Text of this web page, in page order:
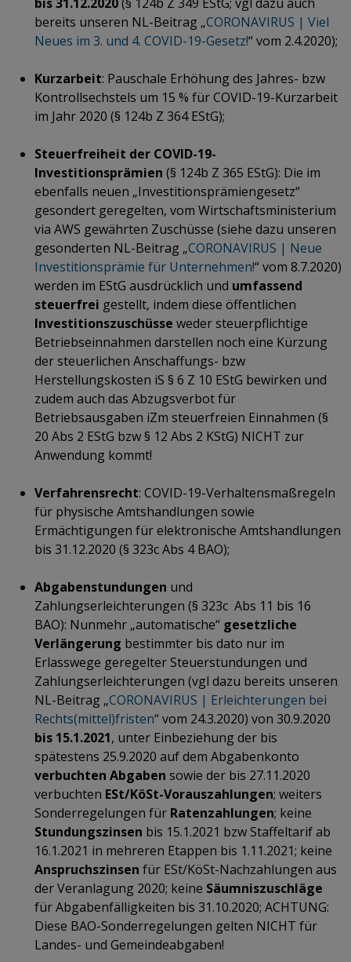
bereits unseren NL-Beitrag „CORONAVIRUS | Viel
Neues im 3. und 4. COVID-19-Gesetz!“ vom 2.4.2020);
Kurzarbeit: Pauschale Erhöhung des Jahres- bzw
Kontrollsechstels um 15 % für COVID-19-Kurzarbeit
im Jahr 2020 (§ 124b Z 364 EStG);
Steuerfreiheit der COVID-19-
Investitionsprämien (§ 124b Z 365 EStG): Die im
ebenfalls neuen „Investitionsprämiengesetz“
gesondert geregelten, vom Wirtschaftsministerium
via AWS gewährten Zuschüsse (siehe dazu unseren
gesonderten NL-Beitrag „CORONAVIRUS | Neue
Investitionsprämie für Unternehmen!“ vom 8.7.2020)
werden im EStG ausdrücklich und umfassend
steuerfrei gestellt, indem diese öffentlichen
Investitionszuschüsse weder steuerpflichtige
Betriebseinnahmen darstellen noch eine Kürzung
der steuerlichen Anschaffungs- bzw
Herstellungskosten iS § 6 Z 10 EStG bewirken und
zudem auch das Abzugsverbot für
Betriebsausgaben iZm steuerfreien Einnahmen (§
20 Abs 2 EStG bzw § 12 Abs 2 KStG) NICHT zur
Anwendung kommt!
Verfahrensrecht: COVID-19-Verhaltensmaßregeln
für physische Amtshandlungen sowie
Ermächtigungen für elektronische Amtshandlungen
bis 31.12.2020 (§ 323c Abs 4 BAO);
Abgabenstundungen und
Zahlungserleichterungen (§ 323c Abs 11 bis 16
BAO): Nunmehr „automatische“ gesetzliche
Verlängerung bestimmter bis dato nur im
Erlasswege geregelter Steuerstundungen und
Zahlungserleichterungen (vgl dazu bereits unseren
NL-Beitrag „CORONAVIRUS | Erleichterungen bei
Rechts(mittel)fristen“ vom 24.3.2020) von 30.9.2020
bis 15.1.2021, unter Einbeziehung der bis
spätestens 25.9.2020 auf dem Abgabenkonto
verbuchten Abgaben sowie der bis 27.11.2020
verbuchten ESt/KöSt-Vorauszahlungen; weiters
Sonderregelungen für Ratenzahlungen; keine
Stundungszinsen bis 15.1.2021 bzw Staffeltarif ab
16.1.2021 in mehreren Etappen bis 1.11.2021; keine
Anspruchszinsen für ESt/KöSt-Nachzahlungen aus
der Veranlagung 2020; keine Säumniszuschläge
für Abgabenfälligkeiten bis 31.10.2020; ACHTUNG:
Diese BAO-Sonderregelungen gelten NICHT für
Landes- und Gemeindeabgaben!